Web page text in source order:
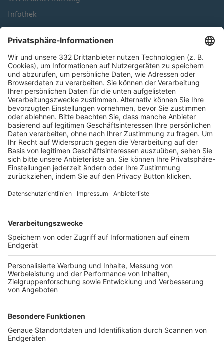
Infothek
Kontakt
HÄUFIG BESUCHTE SEITEN
Pässe und Vereinswechsel
Trainerausbildung
Schulungsangebot Vereinsmitarbeiter
BFV-Geschäftsstellen
Trainerbörse
Login SpielPlus
FOLGE DEM BFV
TOP-VEREINE
TOP-PARTNER